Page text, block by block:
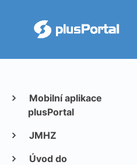
Mobilní aplikace
plusPortal
JMHZ
Úvod do